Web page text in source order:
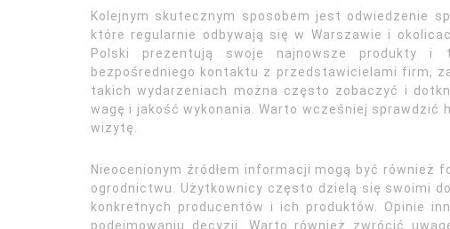
Kolejnym skutecznym sposobem jest odwiedzenie
które regularnie odbywają się w Warszawie i
Polski prezentują swoje najnowsze produkty i
bezpośredniego kontaktu z przedstawicielami firm,
takich wydarzeniach można często zobaczyć i
wagę i jakość wykonania. Warto wcześniej sprawdzić
wizytę.
Nieocenionym źródłem informacji mogą być również
ogrodnictwu. Użytkownicy często dzielą się swoimi
konkretnych producentów i ich produktów. Opinie
podejmowaniu decyzji. Warto również zwrócić